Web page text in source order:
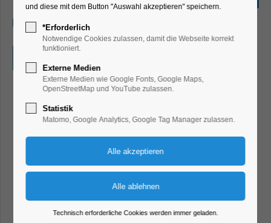
06.06.2026, 12:00–20:00
und diese mit dem Button "Auswahl akzeptieren" speichern.
*Erforderlich
Notwendige Cookies zulassen, damit die Webseite korrekt
funktioniert.
Externe Medien
Externe Medien wie Google Fonts, Google Maps,
OpenStreetMap und YouTube zulassen.
Statistik
Matomo, Google Analytics, Google Tag Manager zulassen.
Technisch erforderliche Cookies werden immer geladen.